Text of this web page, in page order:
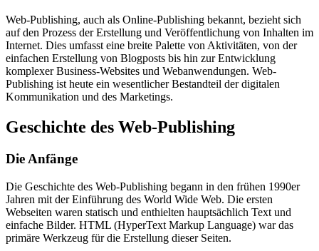
Web-Publishing, auch als Online-Publishing bekannt, bezieht sich
auf den Prozess der Erstellung und Veröffentlichung von Inhalten im
Internet. Dies umfasst eine breite Palette von Aktivitäten, von der
einfachen Erstellung von Blogposts bis hin zur Entwicklung
komplexer Business-Websites und Webanwendungen. Web-
Publishing ist heute ein wesentlicher Bestandteil der digitalen
Kommunikation und des Marketings.
Geschichte des Web-Publishing
Die Anfänge
Die Geschichte des Web-Publishing begann in den frühen 1990er
Jahren mit der Einführung des World Wide Web. Die ersten
Webseiten waren statisch und enthielten hauptsächlich Text und
einfache Bilder. HTML (HyperText Markup Language) war das
primäre Werkzeug für die Erstellung dieser Seiten.